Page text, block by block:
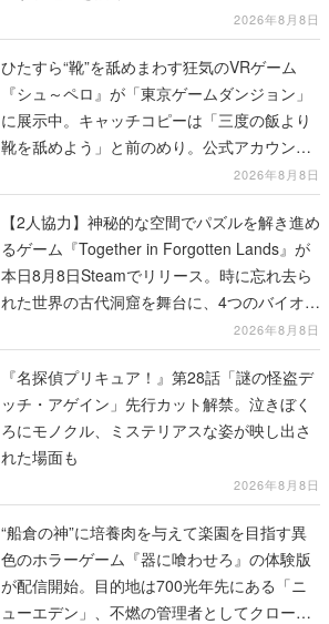
2026年8月8日
ひたすら“靴”を舐めまわす狂気のVRゲーム
『シュ～ペロ』が「東京ゲームダンジョン」
に展示中。キャッチコピーは「三度の飯より
靴を舐めよう」と前のめり。公式アカウント
も開設され、2026年リリースに向けて開発中
2026年8月8日
【2人協力】神秘的な空間でパズルを解き進め
るゲーム『Together in Forgotten Lands』が
本日8月8日Steamでリリース。時に忘れ去ら
れた世界の古代洞窟を舞台に、4つのバイオー
2026年8月8日
『名探偵プリキュア！』第28話「謎の怪盗デ
ッチ・アゲイン」先行カット解禁。泣きぼく
ろにモノクル、ミステリアスな姿が映し出さ
れた場面も
2026年8月8日
“船倉の神”に培養肉を与えて楽園を目指す異
色のホラーゲーム『器に喰わせろ』の体験版
が配信開始。目的地は700光年先にある「ニ
ューエデン」、不燃の管理者としてクローン